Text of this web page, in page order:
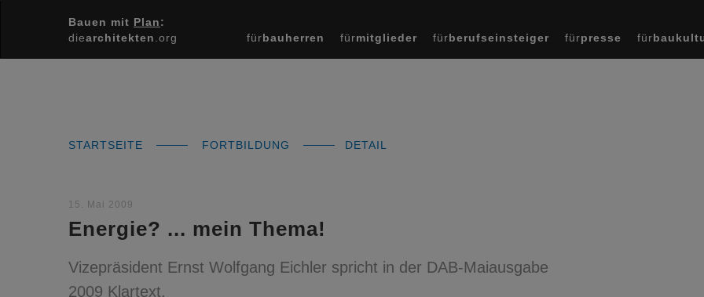
Bauen mit Plan:
diearchitekten .org fürbauherren fürmitglieder fürberufseinsteiger fürpresse für
STARTSEITE FORTBILDUNG DETAIL
15. Mai 2009
Energie? ... mein Thema!
Vizepräsident Ernst Wolfgang Eichler spricht in der DAB-Maiausgabe
2009 Klartext.